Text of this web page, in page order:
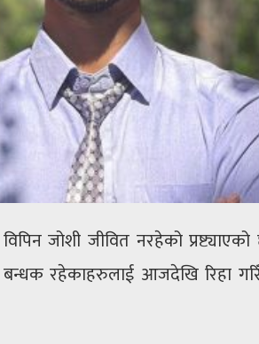
जोशी जीवित नरहेको
बन्धक रहेकाहरुलाई आजदेखि रिहा